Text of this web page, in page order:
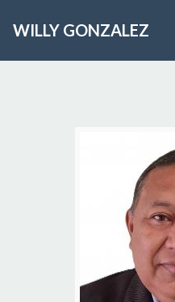
WILLY GONZALEZ